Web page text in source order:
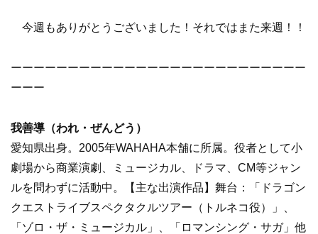
今週もありがとうございました！それではまた来週！！
ーーーーーーーーーーーーーーーーーーーーーーーーーー
ーーー
我善導（われ・ぜんどう）
愛知県出身。2005年WAHAHA本舗に所属。役者として小
劇場から商業演劇、ミュージカル、ドラマ、CM等ジャン
ルを問わずに活動中。【主な出演作品】舞台：「ドラゴン
クエストライブスペクタクルツアー（トルネコ役）」、
「ゾロ・ザ・ミュージカル」、「ロマンシング・サガ」他